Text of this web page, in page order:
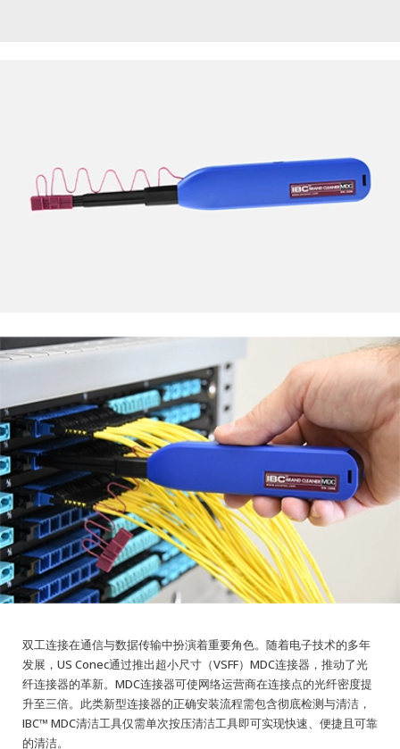
工作机会
双工连接在通信与数据传输中扮演着重要角色。随着电子技术的多年
发展，US Conec通过推出超小尺寸（VSFF）MDC连接器，推动了光
纤连接器的革新。MDC连接器可使网络运营商在连接点的光纤密度提
升至三倍。此类新型连接器的正确安装流程需包含彻底检测与清洁，
IBC™ MDC清洁工具仅需单次按压清洁工具即可实现快速、便捷且可靠
的清洁。